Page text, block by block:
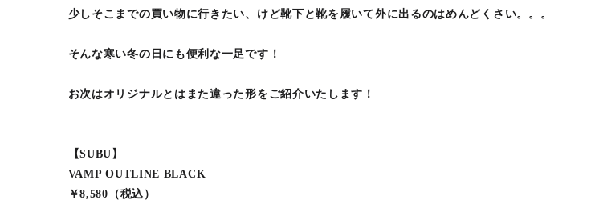
少しそこまでの買い物に行きたい、けど靴下と靴を履いて外に出るのはめんどくさい。。。
そんな寒い冬の日にも便利な一足です！
お次はオリジナルとはまた違った形をご紹介いたします！
【SUBU】
VAMP OUTLINE BLACK
￥8,580（税込）